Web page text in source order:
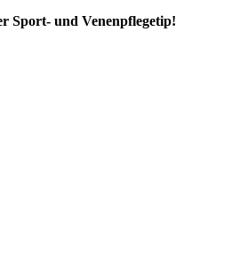
Sport- und Venenpflegetip!